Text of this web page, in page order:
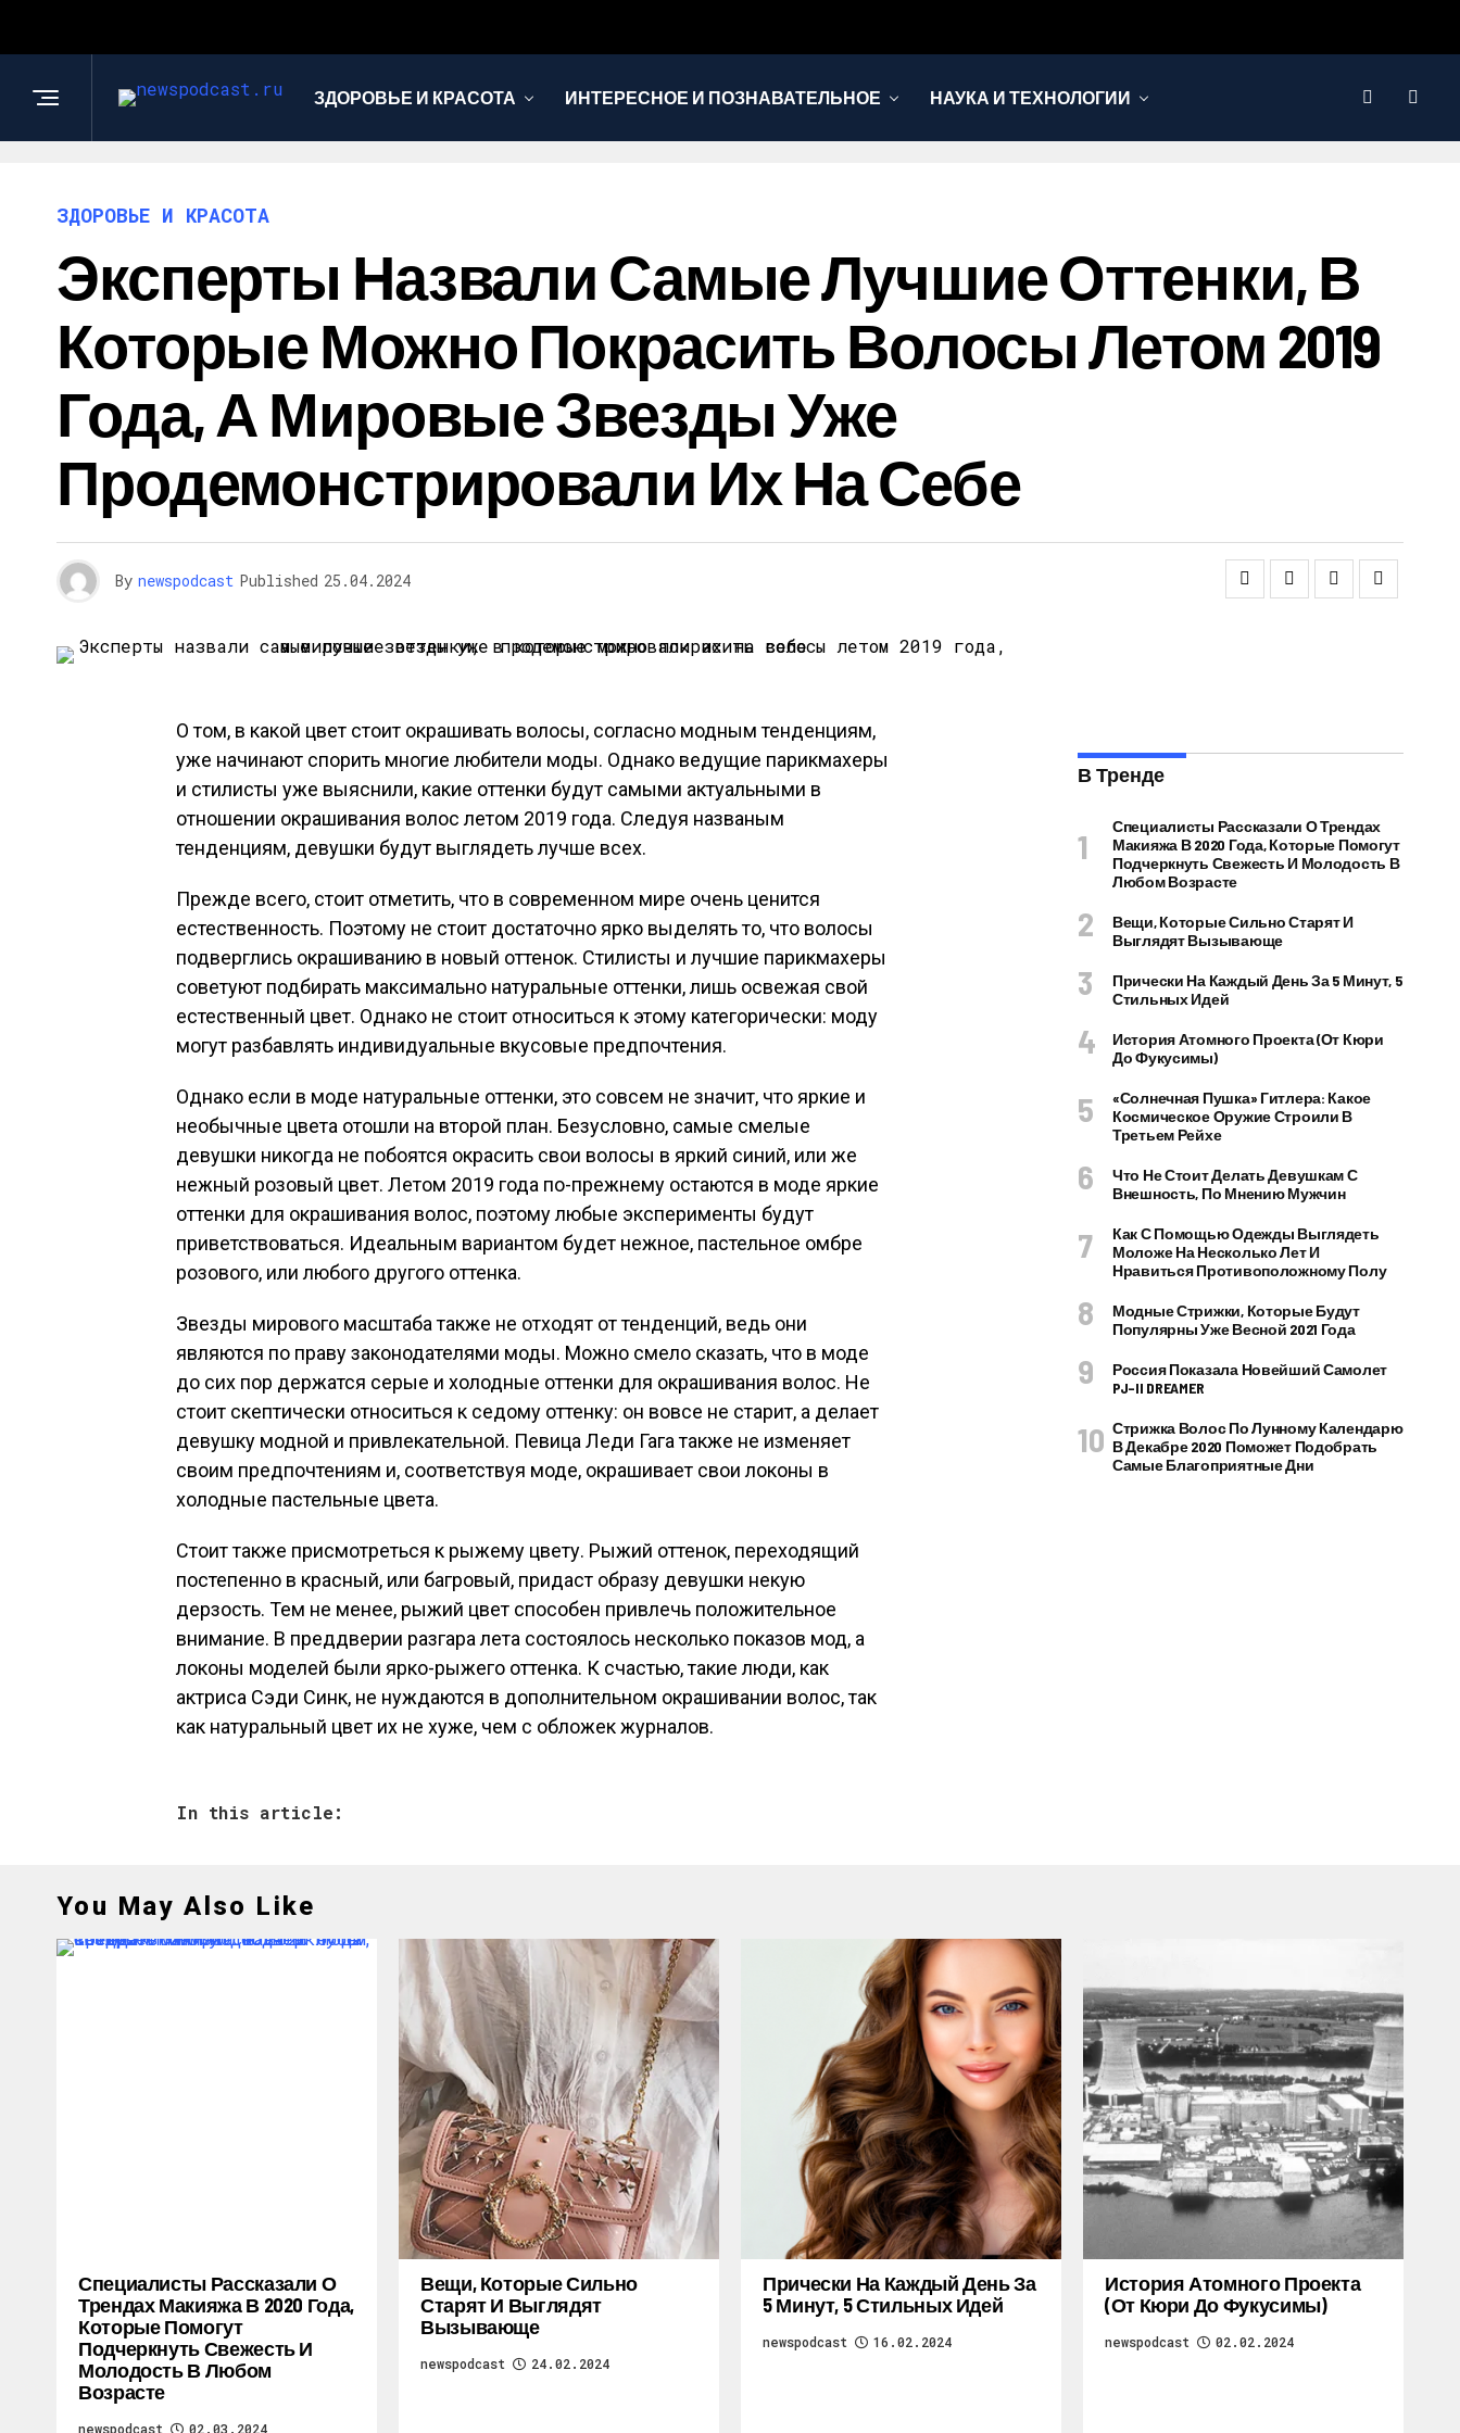
ЗДОРОВЬЕ И КРАСОТА ИНТЕРЕСНОЕ И ПОЗНАВАТЕЛЬНОЕ НАУКА И ТЕХНОЛОГИИ
ЗДОРОВЬЕ И КРАСОТА
Эксперты Назвали Самые Лучшие Оттенки, В
Которые Можно Покрасить Волосы Летом 2019
Года, А Мировые Звезды Уже
Продемонстрировали Их На Себе
By newspodcast Published 25.04.2024
О том, в какой цвет стоит окрашивать волосы, согласно модным тенденциям,
уже начинают спорить многие любители моды. Однако ведущие парикмахеры
и стилисты уже выяснили, какие оттенки будут самыми актуальными в
отношении окрашивания волос летом 2019 года. Следуя названым
тенденциям, девушки будут выглядеть лучше всех.
Прежде всего, стоит отметить, что в современном мире очень ценится
естественность. Поэтому не стоит достаточно ярко выделять то, что волосы
подверглись окрашиванию в новый оттенок. Стилисты и лучшие парикмахеры
советуют подбирать максимально натуральные оттенки, лишь освежая свой
естественный цвет. Однако не стоит относиться к этому категорически: моду
могут разбавлять индивидуальные вкусовые предпочтения.
Однако если в моде натуральные оттенки, это совсем не значит, что яркие и
необычные цвета отошли на второй план. Безусловно, самые смелые
девушки никогда не побоятся окрасить свои волосы в яркий синий, или же
нежный розовый цвет. Летом 2019 года по-прежнему остаются в моде яркие
оттенки для окрашивания волос, поэтому любые эксперименты будут
приветствоваться. Идеальным вариантом будет нежное, пастельное омбре
розового, или любого другого оттенка.
Звезды мирового масштаба также не отходят от тенденций, ведь они
являются по праву законодателями моды. Можно смело сказать, что в моде
до сих пор держатся серые и холодные оттенки для окрашивания волос. Не
стоит скептически относиться к седому оттенку: он вовсе не старит, а делает
девушку модной и привлекательной. Певица Леди Гага также не изменяет
своим предпочтениям и, соответствуя моде, окрашивает свои локоны в
холодные пастельные цвета.
Стоит также присмотреться к рыжему цвету. Рыжий оттенок, переходящий
постепенно в красный, или багровый, придаст образу девушки некую
дерзость. Тем не менее, рыжий цвет способен привлечь положительное
внимание. В преддверии разгара лета состоялось несколько показов мод, а
локоны моделей были ярко-рыжего оттенка. К счастью, такие люди, как
актриса Сэди Синк, не нуждаются в дополнительном окрашивании волос, так
как натуральный цвет их не хуже, чем с обложек журналов.
In this article:
В Тренде
Специалисты Рассказали О Трендах
Макияжа В 2020 Года, Которые Помогут
Подчеркнуть Свежесть И Молодость В
Любом Возрасте
Вещи, Которые Сильно Старят И
Выглядят Вызывающе
Прически На Каждый День За 5 Минут, 5
Стильных Идей
История Атомного Проекта (от Кюри
До Фукусимы)
«Солнечная Пушка» Гитлера: Какое
Космическое Оружие Строили В
Третьем Рейхе
Что Не Стоит Делать Девушкам С
Внешность, По Мнению Мужчин
Как С Помощью Одежды Выглядеть
Моложе На Несколько Лет И
Нравиться Противоположному Полу
Модные Стрижки, Которые Будут
Популярны Уже Весной 2021 Года
Россия Показала Новейший Самолет
PJ–II DREAMER
Стрижка Волос По Лунному Календарю
В Декабре 2020 Поможет Подобрать
Самые Благоприятные Дни
You May Also Like
Специалисты Рассказали О
Трендах Макияжа В 2020 Года,
Которые Помогут
Подчеркнуть Свежесть И
Молодость В Любом
Возрасте
newspodcast 02.03.2024
Вещи, Которые Сильно
Старят И Выглядят
Вызывающе
newspodcast 24.02.2024
Прически На Каждый День За
5 Минут, 5 Стильных Идей
newspodcast 16.02.2024
История Атомного Проекта
(от Кюри До Фукусимы)
newspodcast 02.02.2024